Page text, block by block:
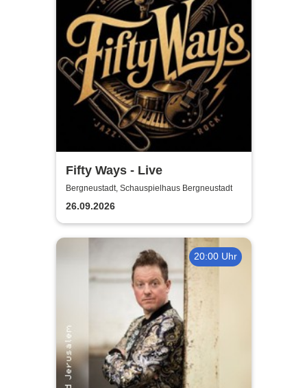
Fifty Ways - Live
Bergneustadt, Schauspielhaus Bergneustadt
26.09.2026
20:00 Uhr